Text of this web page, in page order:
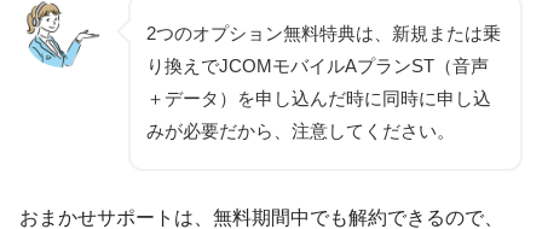
2つのオプション無料特典は、新規または乗
り換えでJCOMモバイルAプランST（音声
＋データ）を申し込んだ時に同時に申し込
みが必要だから、注意してください。
おまかせサポートは、無料期間中でも解約できるので、